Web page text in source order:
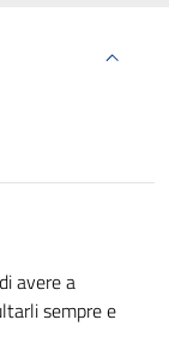
avere a
sempre e